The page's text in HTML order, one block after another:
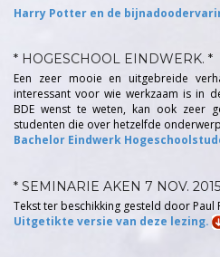
Harry Potter en de
* HOGESCHOOL EINDWERK. *
Een zeer mooie en uitgebreide
interessant voor wie werkzaam is in
BDE wenst te weten, kan ook zeer
studenten die over hetzelfde
Bachelor Eindwerk
* SEMINARIE AKEN 7 NOV.
Tekst ter beschikking gesteld door Paul
Uitgetikte versie van deze lezing.